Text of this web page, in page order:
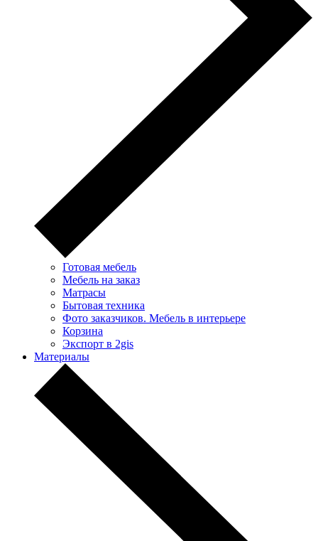
Готовая мебель
Мебель на заказ
Матрасы
Бытовая техника
Фото заказчиков. Мебель в интерьере
Корзина
Экспорт в 2gis
Материалы